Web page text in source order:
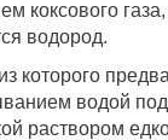
коксового
водород.
которого
водой
раствором